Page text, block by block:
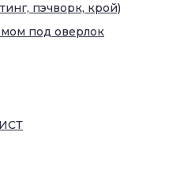
пэчворк, крой)
под оверлок